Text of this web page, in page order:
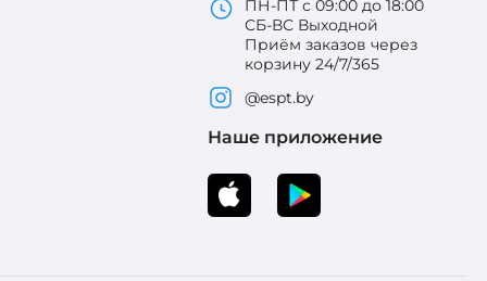
ПН-ПТ с 09:00 до 18:00
СБ-ВС Выходной
Приём заказов через
корзину 24/7/365
@espt.by
Наше приложение